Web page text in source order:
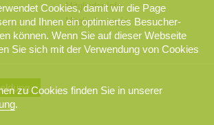
Mitglieder-Info
Mitglieder-Login
Cookies, damit wir die Page
und Ihnen ein optimiertes Besucher-
können. Wenn Sie auf dieser Webseite
Sie sich mit der Verwendung von Cookies
zu Cookies finden Sie in unserer
.